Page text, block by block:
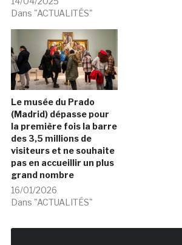
Dans "ACTUALITÉS"
Le musée du Prado
(Madrid) dépasse pour
la première fois la barre
des 3,5 millions de
visiteurs et ne souhaite
pas en accueillir un plus
grand nombre
16/01/2026
Dans "ACTUALITÉS"